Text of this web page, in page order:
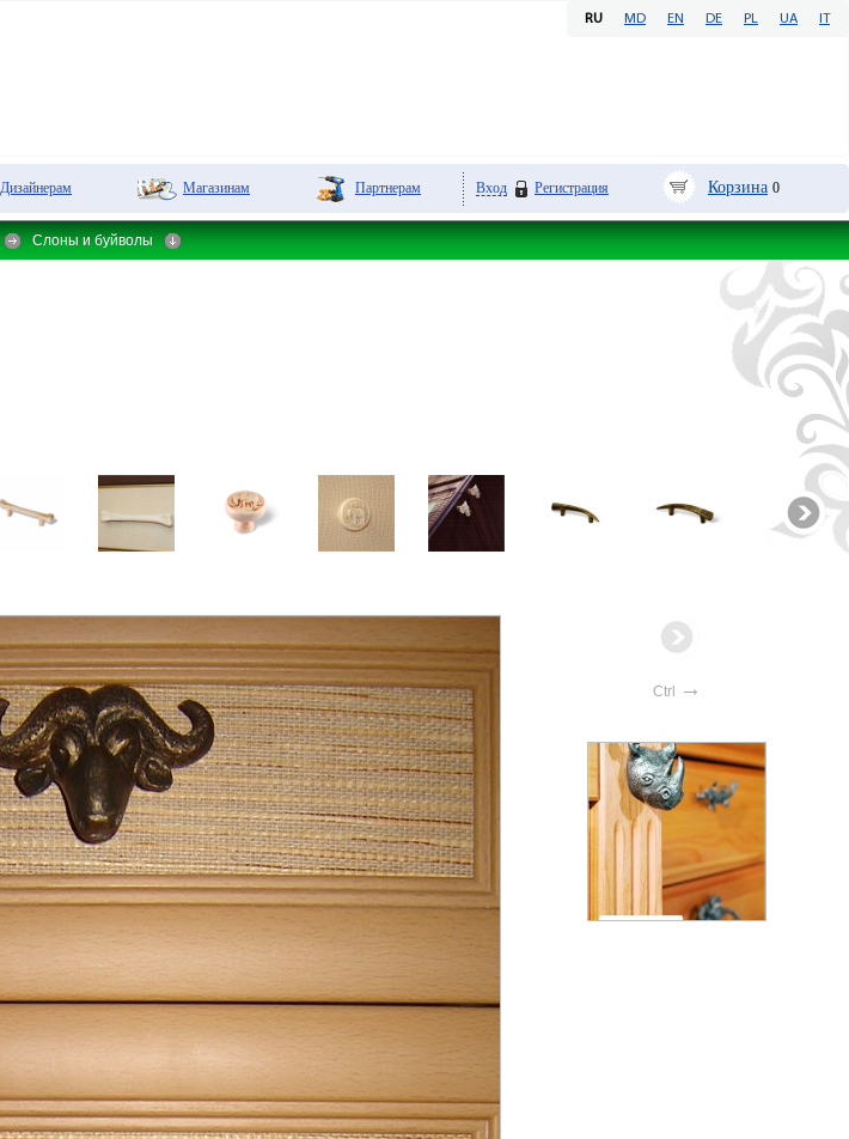
RU MD EN DE PL UA IT
Дизайнерам Магазинам Партнерам Вход Регистрация Корзина 0
Слоны и буйволы
Ctrl →